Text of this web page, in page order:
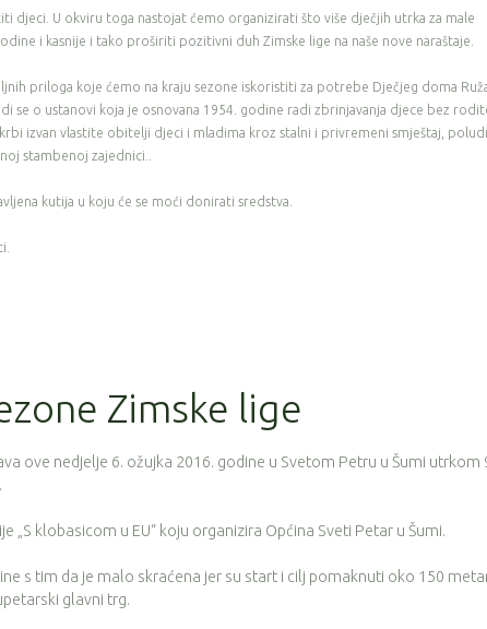
djeci. U okviru toga nastojat ćemo organizirati što više dječjih utrka za male
i kasnije i tako proširiti pozitivni duh Zimske lige na naše nove naraštaje.
priloga koje ćemo na kraju sezone iskoristiti za potrebe Dječjeg doma
se o ustanovi koja je osnovana 1954. godine radi zbrinjavanja djece bez
izvan vlastite obitelji djeci i mladima kroz stalni i privremeni smještaj,
stambenoj zajednici..
kutija u koju će se moći donirati sredstva.
Zimske lige
ove nedjelje 6. ožujka 2016. godine u Svetom Petru u Šumi utrkom
„S klobasicom u EU“ koju organizira Općina Sveti Petar u Šumi.
s tim da je malo skraćena jer su start i cilj pomaknuti oko 150
glavni trg.